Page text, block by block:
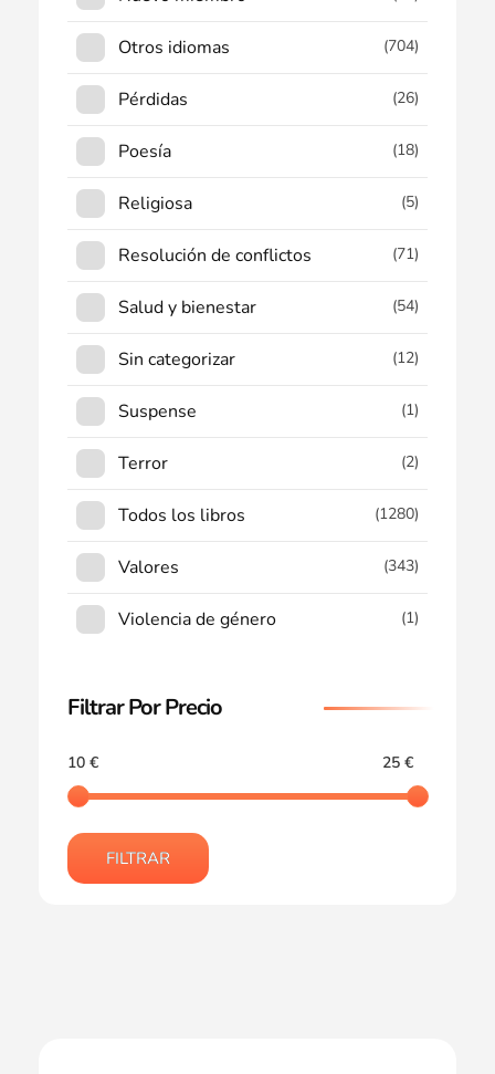
Otros idiomas (704)
Pérdidas (26)
Poesía (18)
Religiosa (5)
Resolución de conflictos (71)
Salud y bienestar (54)
Sin categorizar (12)
Suspense (1)
Terror (2)
Todos los libros (1280)
Valores (343)
Violencia de género (1)
Filtrar Por Precio
10 € 25 €
FILTRAR